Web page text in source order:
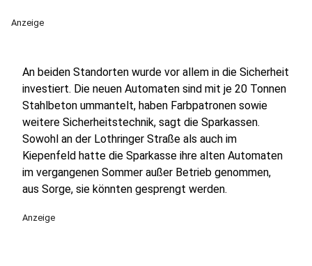
Anzeige
An beiden Standorten wurde vor allem in die Sicherheit
investiert. Die neuen Automaten sind mit je 20 Tonnen
Stahlbeton ummantelt, haben Farbpatronen sowie
weitere Sicherheitstechnik, sagt die Sparkassen.
Sowohl an der Lothringer Straße als auch im
Kiepenfeld hatte die Sparkasse ihre alten Automaten
im vergangenen Sommer außer Betrieb genommen,
aus Sorge, sie könnten gesprengt werden.
Anzeige